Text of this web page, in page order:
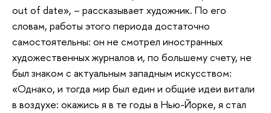
out of date», – рассказывает художник. По его
словам, работы этого периода достаточно
самостоятельны: он не смотрел иностранных
художественных журналов и, по большему счету, не
был знаком с актуальным западным искусством:
«Однако, и тогда мир был един и общие идеи витали
в воздухе: окажись я в те годы в Нью-Йорке, я стал